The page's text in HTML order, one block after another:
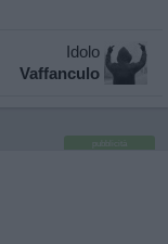
Idolo
Vaffanculo
pubblicità